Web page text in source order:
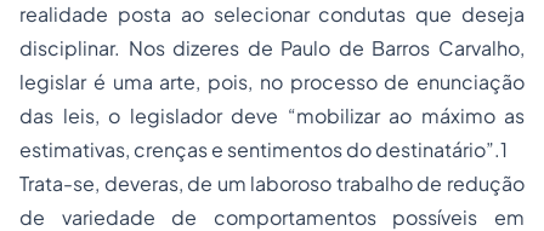
realidade posta ao selecionar condutas que deseja
disciplinar. Nos dizeres de Paulo de Barros Carvalho,
legislar é uma arte, pois, no processo de enunciação
das leis, o legislador deve “mobilizar ao máximo as
estimativas, crenças e sentimentos do destinatário”.1
Trata-se, deveras, de um laboroso trabalho de redução
de variedade de comportamentos possíveis em